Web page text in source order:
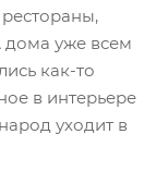
рестораны,
дома уже всем
как-то
в интерьере
уходит в